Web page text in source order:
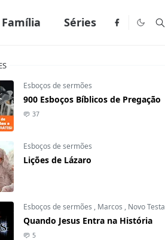
Família Séries
Esboços de sermões
900 Esboços Bíblicos de Pregação
37
Esboços de sermões
Lições de Lázaro
Esboços de sermões , Marcos , Novo Testamento
Quando Jesus Entra na História
5